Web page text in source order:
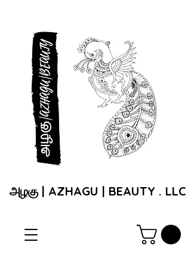
அழகு | AZHAGU | BEAUTY . LLC